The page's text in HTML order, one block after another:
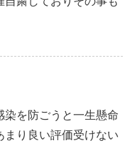
を防ごうと一生懸命
り良い評価受けない